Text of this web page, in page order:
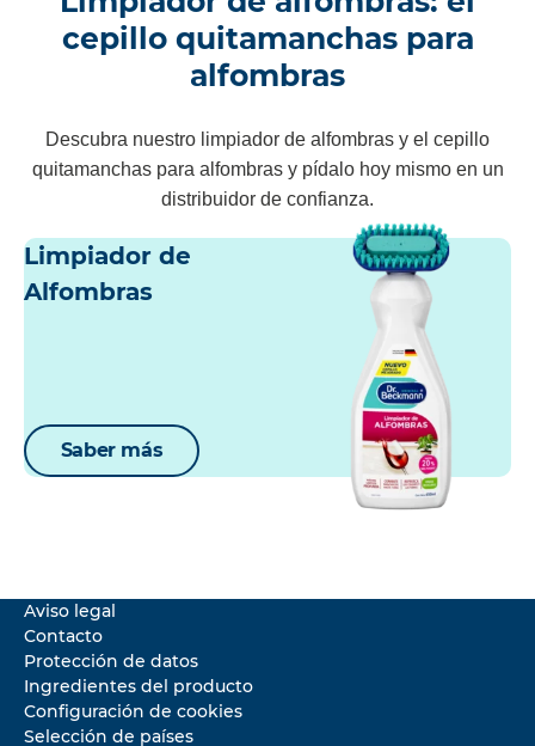
cepillo quitamanchas para
alfombras
Descubra nuestro limpiador de alfombras y el cepillo
quitamanchas para alfombras y pídalo hoy mismo en un
distribuidor de confianza.
Limpiador de
Alfombras
Saber más
Aviso legal
Contacto
Protección de datos
Ingredientes del producto
Configuración de cookies
Selección de países